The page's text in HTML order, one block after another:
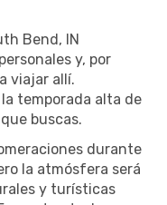
Bend, IN
y, por
viajar allí.
temporada alta de
buscas.
durante
la atmósfera será
y turísticas